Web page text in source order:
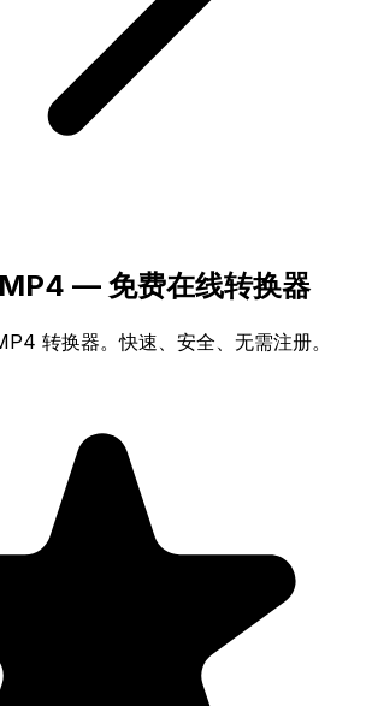
— 免费在线转换器
转换器。快速、安全、无需注册。